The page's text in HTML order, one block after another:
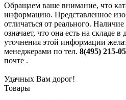
Обращаем ваше внимание, что
информацию. Представленное
отличаться от реального.
означает, что она есть на складе
уточнения этой информации
менеджерами по тел. 8(495) 215-
почте .
Удачных Вам дорог!
Товары